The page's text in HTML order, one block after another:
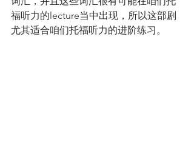
福听力的lecture当中出现，所以这部剧
尤其适合咱们托福听力的进阶练习。